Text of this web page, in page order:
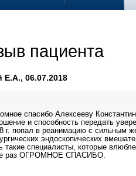
пациента
Е.А., 06.07.2018
спасибо Алексееву
и способность передать
г. попал в реанимацию с сильным
эндоскопических
такие специалисты, которые
раз ОГРОМНОЕ СПАСИБО.